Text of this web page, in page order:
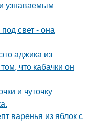
узнаваемым
свет - она
аджика из
что кабачки он
и чуточку
варенья из яблок с